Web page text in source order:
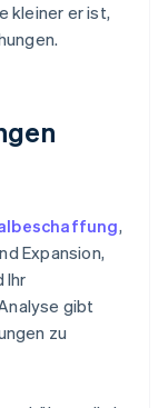
kleiner er ist,
,
Expansion,
Ihr
gibt
zu